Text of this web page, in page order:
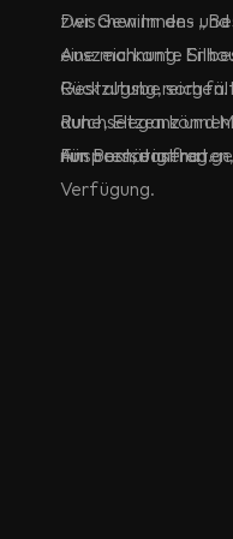
zwischen Innen-
eine markante
Ruhe, Eleganz und
nun bestätigt hat.
Der Gewinn des
Auszeichnung. Er
Gestaltung,
durchsetzen
Ansporn, unseren
Für
Verfügung.